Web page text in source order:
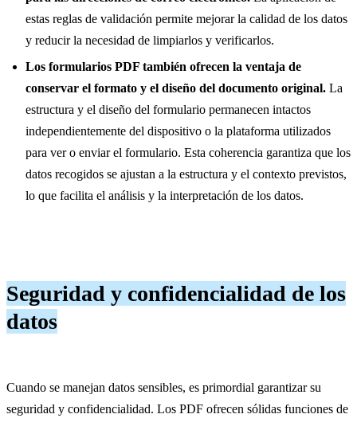
estas reglas de validación permite mejorar la calidad de los datos
y reducir la necesidad de limpiarlos y verificarlos.
Los formularios PDF también ofrecen la ventaja de
conservar el formato y el diseño del documento original. La
estructura y el diseño del formulario permanecen intactos
independientemente del dispositivo o la plataforma utilizados
para ver o enviar el formulario. Esta coherencia garantiza que los
datos recogidos se ajustan a la estructura y el contexto previstos,
lo que facilita el análisis y la interpretación de los datos.
Seguridad y confidencialidad de los
datos
Cuando se manejan datos sensibles, es primordial garantizar su
seguridad y confidencialidad. Los PDF ofrecen sólidas funciones de